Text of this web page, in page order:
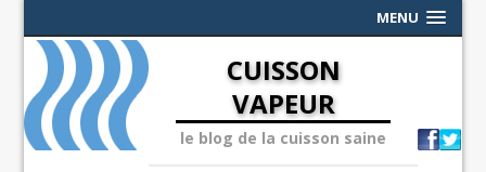
MENU
CUISSON
VAPEUR
le blog de la cuisson saine